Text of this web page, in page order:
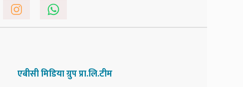
एबीसी मिडिया ग्रुप प्रा.लि.टीम